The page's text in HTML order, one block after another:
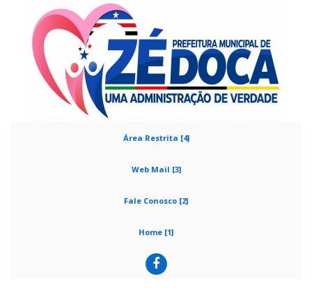
Área Restrita [4]
Web Mail [3]
Fale Conosco [2]
Home [1]